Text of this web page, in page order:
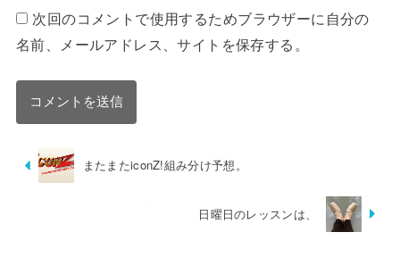
次回のコメントで使用するためブラウザーに自分の
名前、メールアドレス、サイトを保存する。
またまたiconZ!組み分け予想。
日曜日のレッスンは、